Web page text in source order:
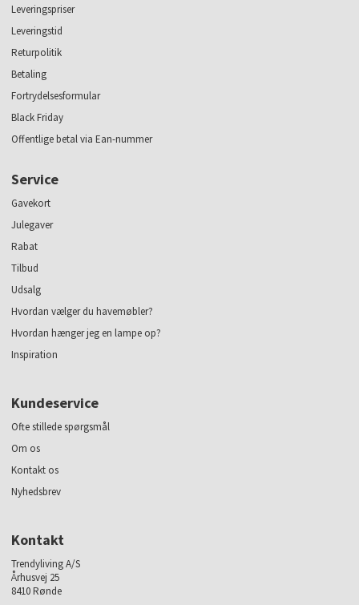
Leveringspriser
Leveringstid
Returpolitik
Betaling
Fortrydelsesformular
Black Friday
Offentlige betal via Ean-nummer
Service
Gavekort
Julegaver
Rabat
Tilbud
Udsalg
Hvordan vælger du havemøbler?
Hvordan hænger jeg en lampe op?
Inspiration
Kundeservice
Ofte stillede spørgsmål
Om os
Kontakt os
Nyhedsbrev
Kontakt
Trendyliving A/S
Århusvej 25
8410 Rønde